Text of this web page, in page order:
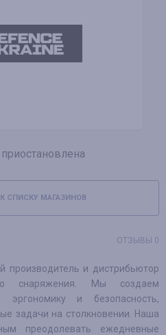
СПИСКУ МАГАЗИНОВ
ОТЗЫВЫ 0
производитель и дистрибьютор
снаряжения. Мы создаем
и безопасность,
задачи на столкновении. Наша
преодолевать ежедневные